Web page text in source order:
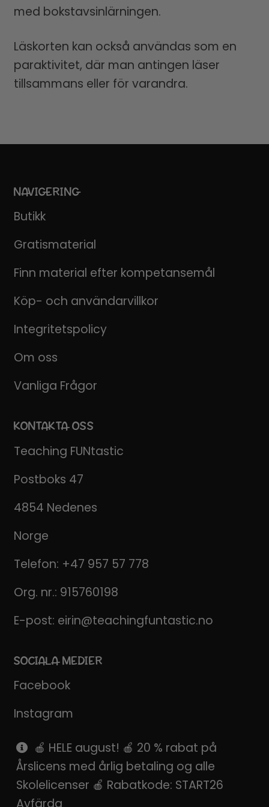
med bokstavsinlärningen.
Läskorten kan också användas som en
paraktivitet, där man antingen läser
tillsammans eller för varandra.
NAVIGERING
Butikk
Gratismaterial
Finn material efter kompetansemål
Köp- och användarvillkor
Integritetspolicy
Om oss
Vanliga Frågor
KONTAKTA OSS
Teaching FUNtastic
Postboks 47
4854 Nedenes
Norge
Telefon: +47 957 57 778
Org. nr.: 915760198
E-post: eirin@teachingfuntastic.no
SOCIALA MEDIER
Facebook
Instagram
Pinterest
SnapChat
🍎 HELE august! 🍎 20 % rabat på
Årslicens med årlig betaling og alle
Skolelicenser 🍎 Rabatkode: START26
Avfärda